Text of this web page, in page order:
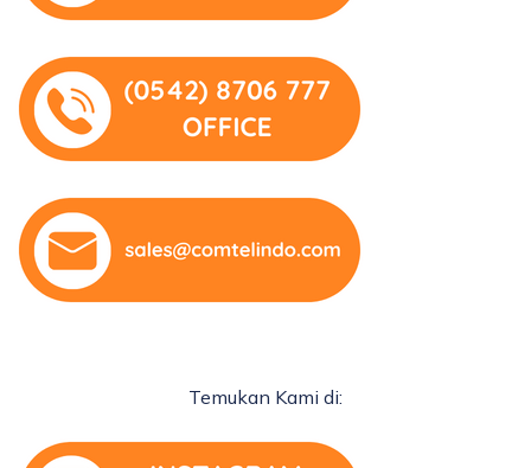
Temukan Kami di: